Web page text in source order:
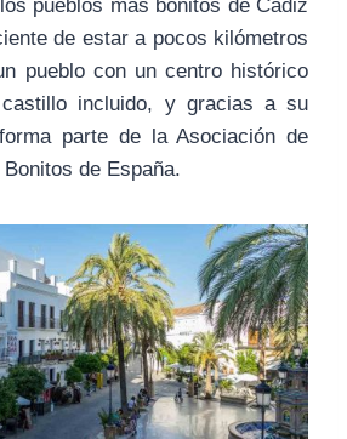
pueblos más bonitos de Cádiz
de estar a pocos kilómetros
pueblo con un centro histórico
incluido, y gracias a su
parte de la Asociación de
de España.